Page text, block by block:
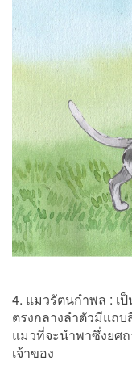
4. แมวรัตนกำพล : เ
ตรงกลางลำตัวมีแถ
แมวที่จะนำพาซึ่งยศ
เจ้าของ